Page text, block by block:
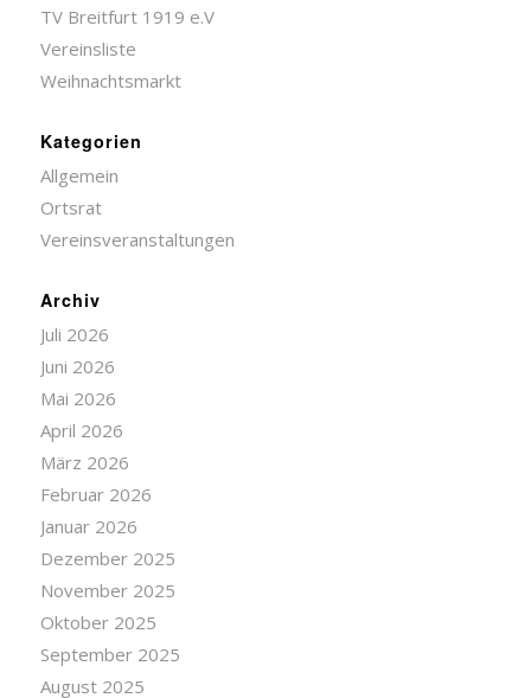
TV Breitfurt 1919 e.V
Vereinsliste
Weihnachtsmarkt
Kategorien
Allgemein
Ortsrat
Vereinsveranstaltungen
Archiv
Juli 2026
Juni 2026
Mai 2026
April 2026
März 2026
Februar 2026
Januar 2026
Dezember 2025
November 2025
Oktober 2025
September 2025
August 2025